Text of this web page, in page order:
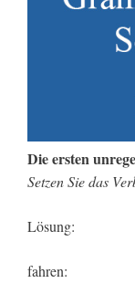
Die ersten
Setzen Sie das
Lösung:
fahren: